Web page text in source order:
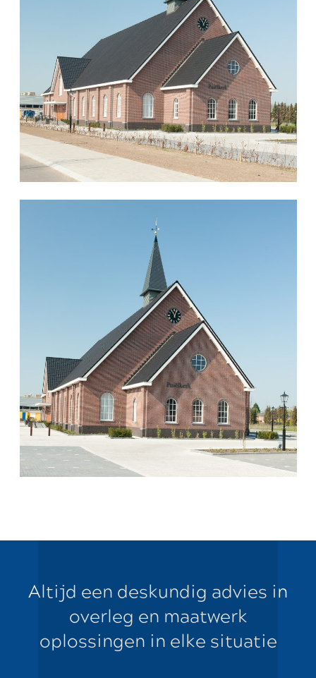
Altijd een deskundig advies in
overleg en maatwerk
oplossingen in elke situatie